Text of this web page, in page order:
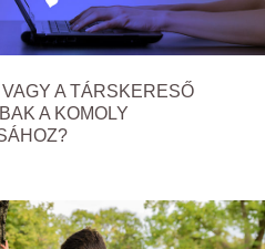
A TÁRSKERESŐ
A KOMOLY